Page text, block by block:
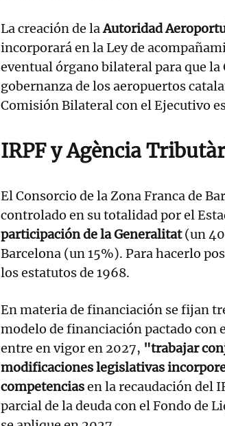
La creación de laAutoridad
incorporará en la Ley de
eventual órgano bilateral para que
gobernanza de los aeropuertos
Comisión Bilateral con el Ejecutivo
IRPF y Agència
El Consorcio de la Zona Franca de
controlado en su totalidad por el
participación de la Generalitat(un
Barcelona (un 15%). Para hacerlo
los estatutos de 1968.
En materia de financiación se fijan
modelo de financiación pactado con
entre en vigor en 2027, "trabajar
modificaciones legislativas
competenciasen la recaudación del
parcial de la deuda con el Fondo de